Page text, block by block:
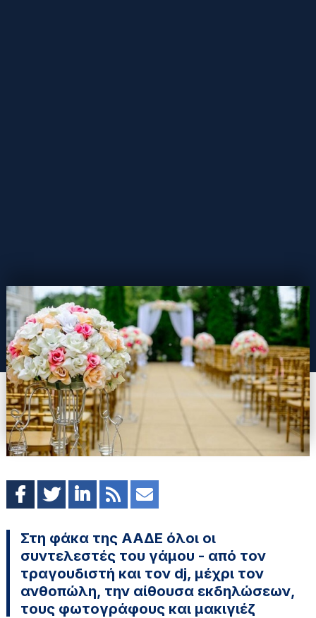
Στη φάκα της ΑΑΔΕ όλοι οι
συντελεστές του γάμου - από τον
τραγουδιστή και τον dj, μέχρι τον
ανθοπώλη, την αίθουσα εκδηλώσεων,
τους φωτογράφους και μακιγιέζ